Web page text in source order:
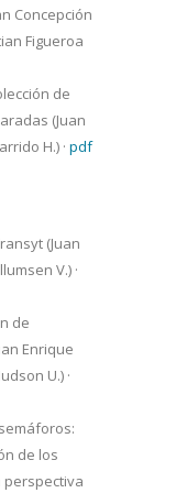
Concepción
Figueroa
de
(Juan
H.) · pdf
(Juan
V.) ·
de
Enrique
U.) ·
de los